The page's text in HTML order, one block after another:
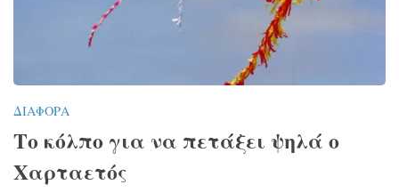
ΔΙΆΦΟΡΑ
Το κόλπο για να πετάξει ψηλά ο
Χαρταετός